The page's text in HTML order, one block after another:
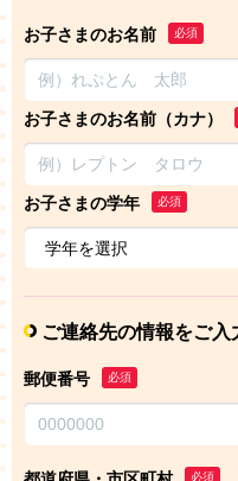
お子さまのお名前 必須
お子さまのお名前（カナ）
お子さまの学年 必須
ご連絡先の情報をご入
郵便番号 必須
必須